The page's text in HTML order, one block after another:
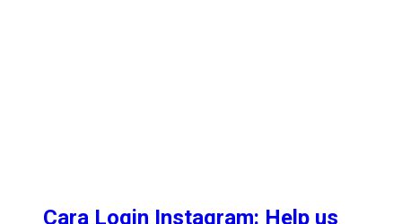
Cara Login Instagram: Help us